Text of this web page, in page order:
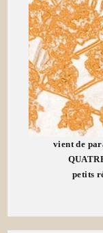
vient de
petits